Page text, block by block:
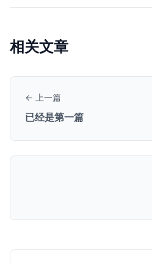
相关文章
← 上一篇
已经是第一篇